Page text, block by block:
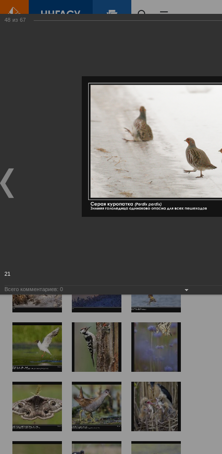
Фотогалерея
48 из 67
21
Всего комментариев: 0